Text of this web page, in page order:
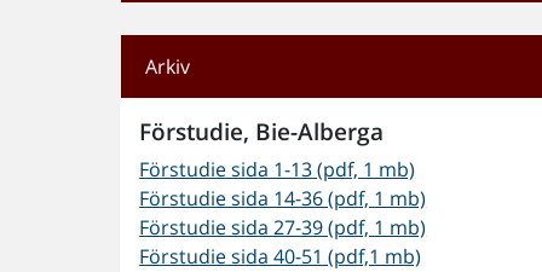
Arkiv
Förstudie, Bie-Alberga
Förstudie sida 1-13 (pdf, 1 mb)
Förstudie sida 14-36 (pdf, 1 mb)
Förstudie sida 27-39 (pdf, 1 mb)
Förstudie sida 40-51 (pdf,1 mb)